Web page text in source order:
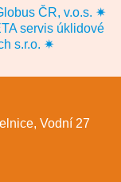
ČR, v.o.s. ✷
servis úklidové
s.r.o. ✷
Vodní 27